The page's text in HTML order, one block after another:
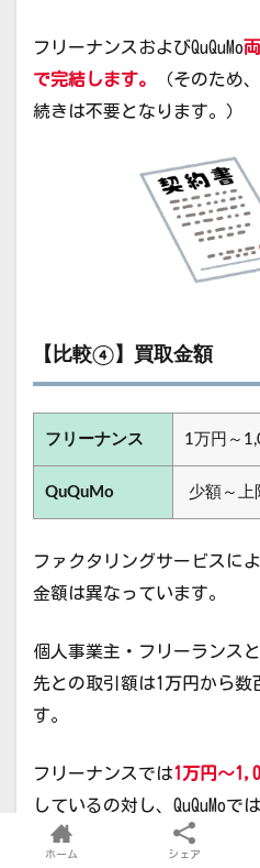
フリーナンスおよびQuQuMo
で完結します。
（そのため
続きは不要となります。）
【比較④】買取金額
フリーナンス 1万円～
QuQuMo 少額～上
ファクタリングサービスに
金額は異なっています。
個人事業主・フリーランス
先との取引額は1万円から数
す。
フリーナンスでは1万円～
しているの対し、QuQuMoでは
額に対応しています。
ホーム シェア